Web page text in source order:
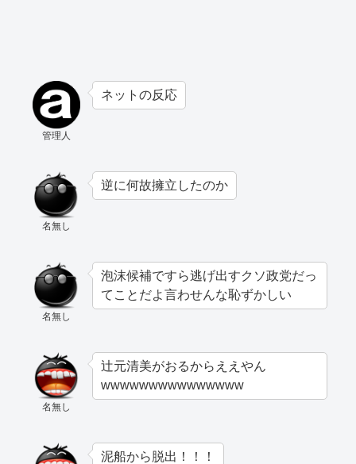
管理人
ネットの反応
名無し
逆に何故擁立したのか
名無し
泡沫候補ですら逃げ出すクソ政党だっ
てことだよ言わせんな恥ずかしい
名無し
辻元清美がおるからええやん
wwwwwwwwwwwwwww
泥船から脱出！！！